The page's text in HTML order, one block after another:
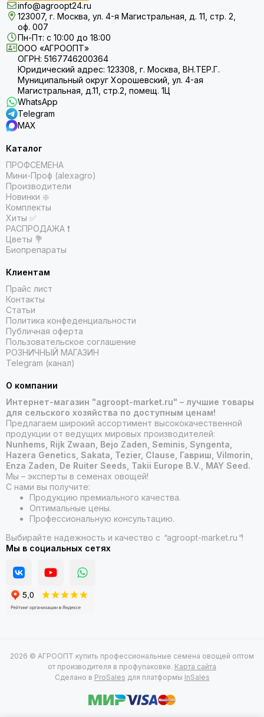
info@agroopt24.ru
123007, г. Москва, ул. 4-я Магистральная, д. 11, стр. 2,
оф. 007
Пн-Пт: с 10:00 до 18:00
ООО «АГРООПТ»
ОГРН: 5167746200364
Юридический адрес: 123308, г. Москва, ВН.ТЕР.Г.
Муниципальный округ Хорошевский, ул. 4-ая
Магистральная, д.11, стр.2, помещ. 1Ц
WhatsApp
Telegram
MAX
Каталог
ПРОФСЕМЕНА
Мини-Проф (alexagro)
Производители
Новинки ❇️
Комплекты
Хиты ✅
РАСПРОДАЖА ❗️
Цветы 💐
Биопрепараты
Клиентам
Прайс лист
Контакты
Статьи
Политика конфеденциальности
Публичная оферта
Пользовательское соглашение
РОЗНИЧНЫЙ МАГАЗИН
Telegram (канал)
О компании
Интернет-магазин "agroopt-market.ru" – лучшие товары
для сельского хозяйства по доступным ценам!
Предлагаем широкий ассортимент высококачественной
продукции от ведущих мировых производителей:
Nunhems, Rijk Zwaan, Bejo Zaden, Seminis, Syngenta,
Hazera Genetics, Sakata, Tezier, Clause, Гавриш, Vilmorin,
Enza Zaden, De Ruiter Seeds, Takii Europe B.V., MAY Seed.
Мы – эксперты в семенах овощей!
С нами вы получите:
Продукцию премиального качества.
Оптимальные цены.
Профессиональную консультацию.
Выбирайте надежность и качество с "agroopt-market.ru "!
Мы в социальных сетях
2026 © АГРООПТ купить профессиональные семена овощей оптом
от производителя в профупаковке. Карта сайта
Сделано в ProSales для платформы InSales